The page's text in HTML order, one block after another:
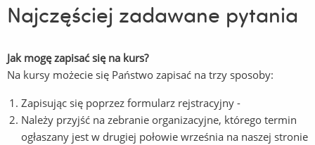
Najczęściej zadawane pytania
Jak mogę zapisać się na kurs?
Na kursy możecie się Państwo zapisać na trzy sposoby:
Zapisując się poprzez formularz rejstracyjny -
Należy przyjść na zebranie organizacyjne, którego termin
ogłaszany jest w drugiej połowie września na naszej stronie